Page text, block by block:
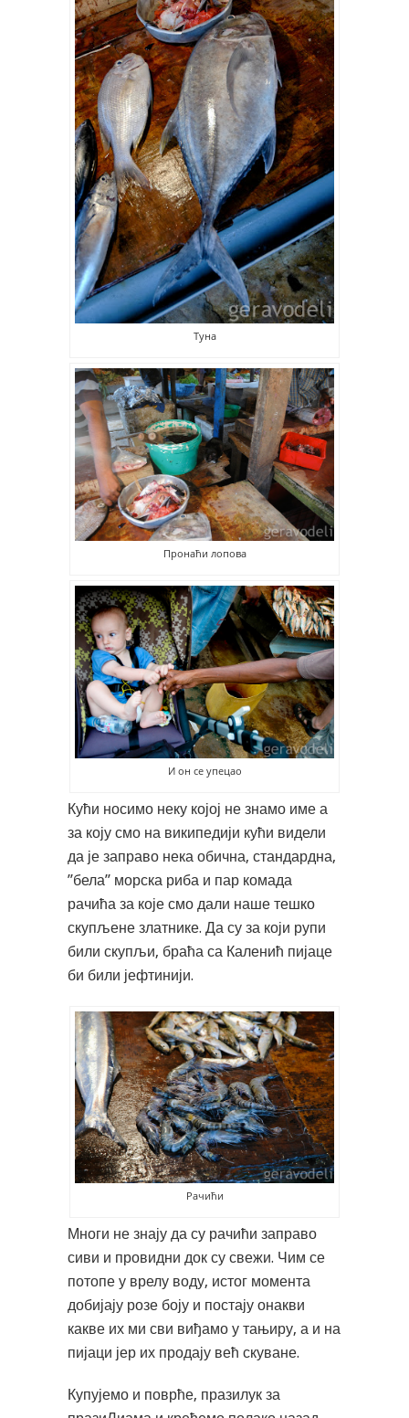
Туна
Пронаћи лопова
И он се упецао
Кући носимо неку којој не знамо име а
за коју смо на википедији кући видели
да је заправо нека обична, стандардна,
”бела” морска риба и пар комада
рачића за које смо дали наше тешко
скупљене златнике. Да су за који рупи
били скупљи, браћа са Каленић пијаце
би били јефтинији.
Рачићи
Многи не знају да су рачићи заправо
сиви и провидни док су свежи. Чим се
потопе у врелу воду, истог момента
добијају розе боју и постају онакви
какве их ми сви виђамо у тањиру, а и на
пијаци јер их продају већ скуване.
Купујемо и поврће, празилук за